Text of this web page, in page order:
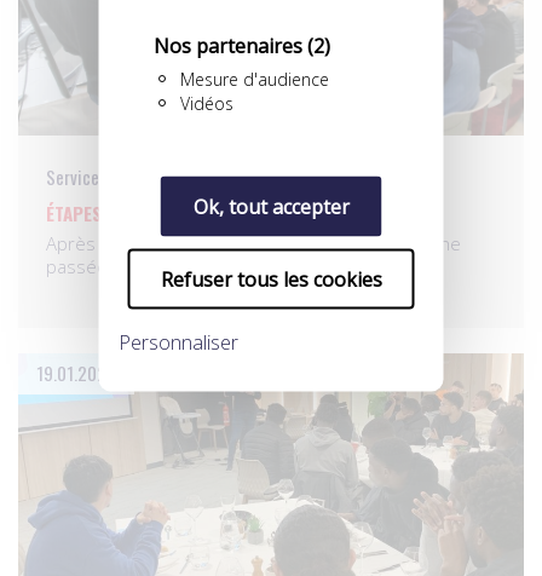
Nos partenaires(2)
Mesure d'audience
Vidéos
Ok, tout accepter
Refuser tous les cookies
Personnaliser
Services aux pros
ÉTAPES AU MANS, À BORDEAUX ET À BREST
Après Angers, Châteauroux et Orléans la semaine
passée, nos…
19.01.2024